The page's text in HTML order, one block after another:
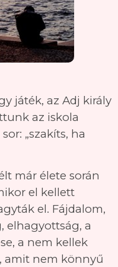
játék, az Adj király
az iskola
„szakíts, ha
már élete során
el kellett
el. Fájdalom,
elhagyottság, a
a nem kellek
amit nem könnyű